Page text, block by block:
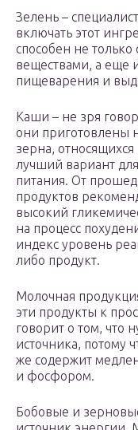
Зелень –
включать этот
способен не
веществами, а еще
пищеварения и
Каши – не зря
они приготовлены
зерна,
лучший вариант
питания. От
продуктов
высокий
на процесс
индекс уровень
либо продукт.
Молочная
эти продукты к
говорит о том, что
источника, потому
же содержит
и фосфором.
Бобовые и